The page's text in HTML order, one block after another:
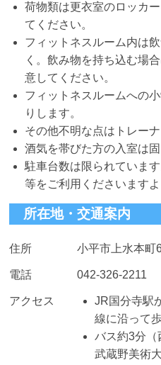
荷物類は更衣室のロッカ
てください。
フィットネスルーム内は
く。飲み物を持ち込む場
意してください。
フィットネスルームへの
りします。
その他不明な点はトレー
酒気を帯びた方の入室は固
駐車台数は限られていま
等をご利用くださいますよ
所在地・交通案内
住所 小平市上水本町
電話 042-326-2211
アクセス
JR国分寺駅
線に沿って
バス約3分（
武蔵野美術